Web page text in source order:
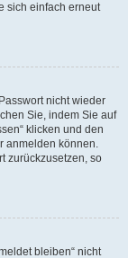
sich einfach erneut
nicht wieder
Sie, indem Sie auf
klicken und den
anmelden können.
zurückzusetzen, so
bleiben“ nicht